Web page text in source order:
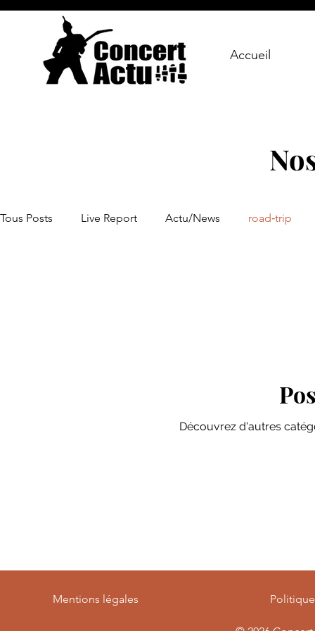
Accueil
Tous Posts Live Report Actu/News road‑trip
Découvrez d'autres
Mentions légales